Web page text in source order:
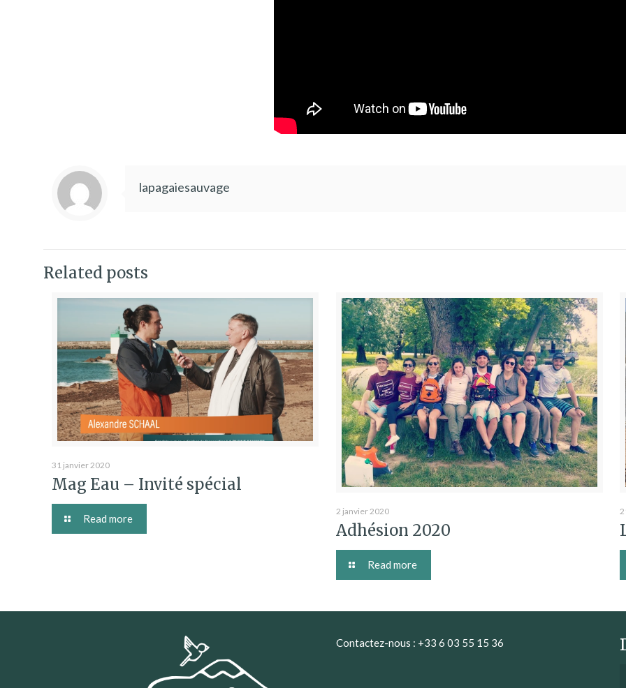
lapagaiesauvage
Related posts
31 janvier 2020
Mag Eau – Invité spécial
Read more
2 janvier 2020
Adhésion 2020
Read more
Contactez-nous : +33 6 03 55 15 36